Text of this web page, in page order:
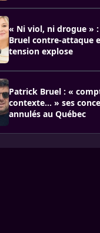
« Ni viol, ni drogue »
Bruel contre-attaque
tension explose
Patrick Bruel : «
contexte… » ses
annulés au Québec